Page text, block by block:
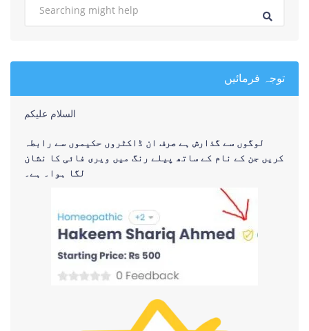
توجہ فرمائیں
السلام علیکم
لوگوں سے گذارش ہے صرف ان ڈاکٹروں حکیموں سے رابطہ
کریں جن کے نام کے ساتھ پیلے رنگ میں ویری فائی کا نشان
لگا ہوا۔ ہے۔